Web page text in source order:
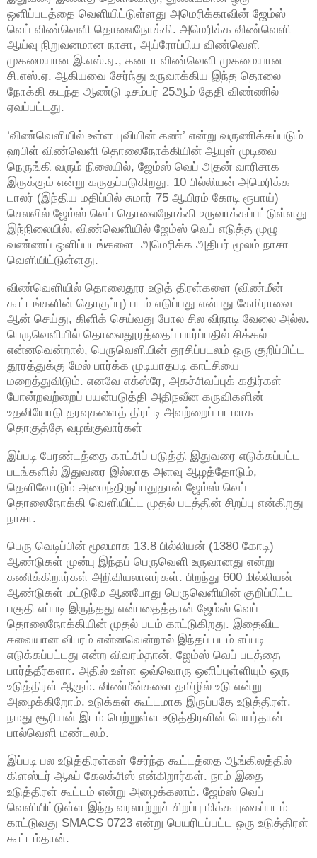
ஒளிப்படத்தை வெளியிட்டுள்ளது அமெரிக்காவின் ஜேம்ஸ்
வெப் விண்வெளி தொலைநோக்கி. அமெரிக்க விண்வெளி
ஆய்வு நிறுவனமான நாசா, அய்ரோப்பிய விண்வெளி
முகமையான இ.எஸ்.ஏ., கனடா விண்வெளி முகமையான
சி.எஸ்.ஏ. ஆகியவை சேர்ந்து உருவாக்கிய இந்த தொலை
நோக்கி கடந்த ஆண்டு டிசம்பர் 25ஆம் தேதி விண்ணில்
ஏவப்பட்டது.
‘விண்வெளியில் உள்ள புவியின் கண்’ என்று வருணிக்கப்படும்
ஹபிள் விண்வெளி தொலைநோக்கியின் ஆயுள் முடிவை
நெருங்கி வரும் நிலையில், ஜேம்ஸ் வெப் அதன் வாரிசாக
இருக்கும் என்று கருதப்படுகிறது. 10 பில்லியன் அமெரிக்க
டாலர் (இந்திய மதிப்பில் சுமார் 75 ஆயிரம் கோடி ரூபாய்)
செலவில் ஜேம்ஸ் வெப் தொலைநோக்கி உருவாக்கப்பட்டுள்ளது
இந்நிலையில், விண்வெளியில் ஜேம்ஸ் வெப் எடுத்த முழு
வண்ணப் ஒளிப்படங்களை அமெரிக்க அதிபர் மூலம் நாசா
வெளியிட்டுள்ளது.
விண்வெளியில் தொலைதூர உடுத் திரள்களை (விண்மீன்
கூட்டங்களின் தொகுப்பு) படம் எடுப்பது என்பது கேமிராவை
ஆன் செய்து, கிளிக் செய்வது போல சில விநாடி வேலை அல்ல.
பெருவெளியில் தொலைதூரத்தைப் பார்ப்பதில் சிக்கல்
என்னவென்றால், பெருவெளியின் தூசிப்படலம் ஒரு குறிப்பிட்ட
தூரத்துக்கு மேல் பார்க்க முடியாதபடி காட்சியை
மறைத்துவிடும். எனவே எக்ஸ்ரே, அகச்சிவப்புக் கதிர்கள்
போன்றவற்றைப் பயன்படுத்தி அதிநவீன கருவிகளின்
உதவியோடு தரவுகளைத் திரட்டி அவற்றைப் படமாக
தொகுத்தே வழங்குவார்கள்
இப்படி பேரண்டத்தை காட்சிப் படுத்தி இதுவரை எடுக்கப்பட்ட
படங்களில் இதுவரை இல்லாத அளவு ஆழத்தோடும்,
தெளிவோடும் அமைந்திருப்பதுதான் ஜேம்ஸ் வெப்
தொலைநோக்கி வெளியிட்ட முதல் படத்தின் சிறப்பு என்கிறது
நாசா.
பெரு வெடிப்பின் மூலமாக 13.8 பில்லியன் (1380 கோடி)
ஆண்டுகள் முன்பு இந்தப் பெருவெளி உருவானது என்று
கணிக்கிறார்கள் அறிவியலாளர்கள். பிறந்து 600 மில்லியன்
ஆண்டுகள் மட்டுமே ஆனபோது பெருவெளியின் குறிப்பிட்ட
பகுதி எப்படி இருந்தது என்பதைத்தான் ஜேம்ஸ் வெப்
தொலைநோக்கியின் முதல் படம் காட்டுகிறது. இதைவிட
சுவையான விபரம் என்னவென்றால் இந்தப் படம் எப்படி
எடுக்கப்பட்டது என்ற விவரம்தான். ஜேம்ஸ் வெப் படத்தை
பார்த்தீர்களா. அதில் உள்ள ஒவ்வொரு ஒளிப்புள்ளியும் ஒரு
உடுத்திரள் ஆகும். விண்மீன்களை தமிழில் உடு என்று
அழைக்கிறோம். உடுக்கள் கூட்டமாக இருப்பதே உடுத்திரள்.
நமது சூரியன் இடம் பெற்றுள்ள உடுத்திரளின் பெயர்தான்
பால்வெளி மண்டலம்.
இப்படி பல உடுத்திரள்கள் சேர்ந்த கூட்டத்தை ஆங்கிலத்தில்
கிளஸ்டர் ஆஃப் கேலக்சிஸ் என்கிறார்கள். நாம் இதை
உடுத்திரள் கூட்டம் என்று அழைக்கலாம். ஜேம்ஸ் வெப்
வெளியிட்டுள்ள இந்த வரலாற்றுச் சிறப்பு மிக்க புகைப்படம்
காட்டுவது SMACS 0723 என்று பெயரிடப்பட்ட ஒரு உடுத்திரள்
கூட்டம்தான்.